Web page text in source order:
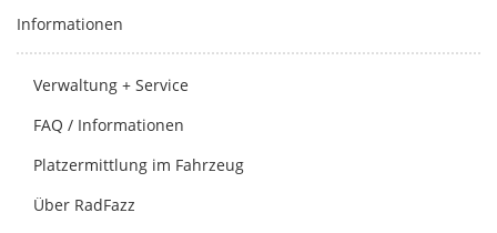
Informationen
Verwaltung + Service
FAQ / Informationen
Platzermittlung im Fahrzeug
Über RadFazz